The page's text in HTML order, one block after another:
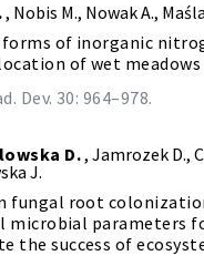
, Nobis M., Nowak A.,
forms of inorganic
of wet
Dev. 30: 964–978.
D., Jamrozek D.,
J.
fungal root
microbial parameters
the success of